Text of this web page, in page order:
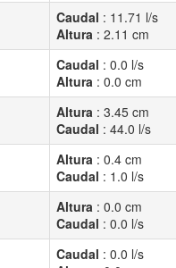
Caudal : 11.71 l/s
Altura : 2.11 cm
Caudal : 0.0 l/s
Altura : 0.0 cm
Altura : 3.45 cm
Caudal : 44.0 l/s
Altura : 0.4 cm
Caudal : 1.0 l/s
Altura : 0.0 cm
Caudal : 0.0 l/s
Caudal : 0.0 l/s